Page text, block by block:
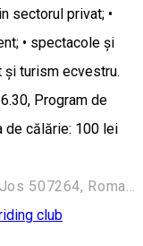
sectorul privat; •
• spectacole și
și turism ecvestru.
Program de
de călărie: 100 lei
Strada Principală nr. 45, Sâmbăta de Jos 507264, Romania
club